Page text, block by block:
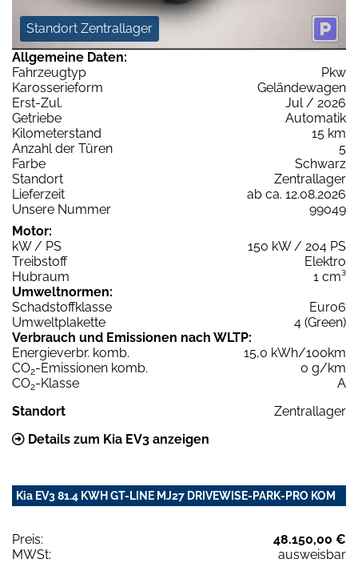
Standort Zentrallager
Allgemeine Daten:
Fahrzeugtyp
Pkw
Karosserieform
Geländewagen
Erst-Zul.
Jul / 2026
Getriebe
Automatik
Kilometerstand
15 km
Anzahl der Türen
5
Farbe
Schwarz
Standort
Zentrallager
Lieferzeit
ab ca. 12.08.2026
Unsere Nummer
99049
Motor:
kW / PS
150 kW / 204 PS
Treibstoff
Elektro
Hubraum
1 cm³
Umweltnormen:
Schadstoffklasse
Euro6
Umweltplakette
4 (Green)
Verbrauch und Emissionen nach WLTP:
Energieverbr. komb.
15,0 kWh/100km
CO2-Emissionen komb.
0 g/km
CO2-Klasse
A
Standort
Zentrallager
Details zum Kia EV3 anzeigen
Kia EV3 81.4 KWH GT-LINE MJ27 DRIVEWISE-PARK-PRO KOM
Preis:
48.150,00 €
MWSt:
ausweisbar